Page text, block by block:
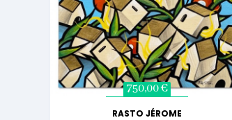
750,00 €
RASTO JÉROME